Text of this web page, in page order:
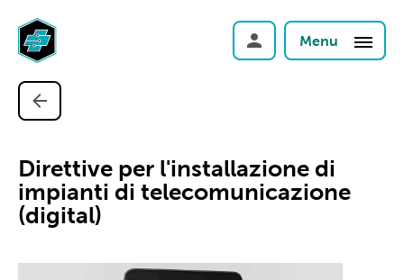
Menu
Direttive per l'installazione di
impianti di telecomunicazione
(digital)